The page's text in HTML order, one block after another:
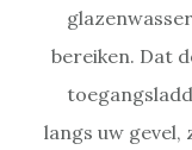
bereiken. Dat
langs uw gevel,